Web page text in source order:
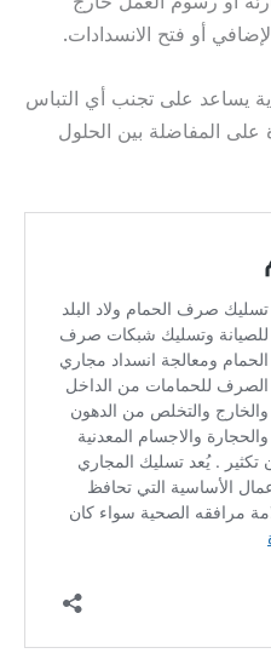
أو فتح الانسدادات.
يساعد على تجنب أي التباس
المفاضلة بين الحلول